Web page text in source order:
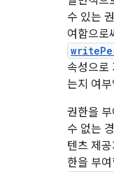
수 있는
여함으로
속성으로
는지 여
권한을
수 없는
텐츠 제
한을 부